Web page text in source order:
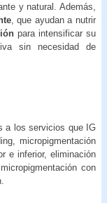
y natural. Además,
, que ayudan a nutrir
para intensificar su
sin necesidad de
a los servicios que IG
micropigmentación
e inferior, eliminación
con